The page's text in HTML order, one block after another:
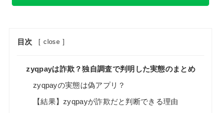
目次 [ close ]
zyqpayは詐欺？独自調査で判明した実態のまとめ
zyqpayの実態は偽アプリ？
【結果】zyqpayが詐欺だと判断できる理由